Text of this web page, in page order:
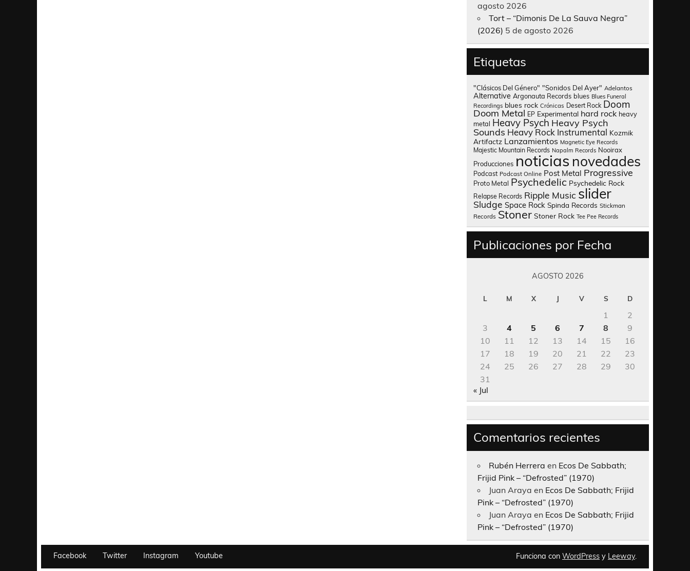
agosto 2026
Tort – “Dimonis De La Sauva Negra”
(2026) 5 de agosto 2026
Etiquetas
"Clásicos Del Género" "Sonidos Del Ayer" Adelantos
Alternative Argonauta Records blues Blues Funeral
Recordings blues rock Crónicas Desert Rock Doom
Doom Metal EP Experimental hard rock heavy
metal Heavy Psych Heavy Psych
Sounds Heavy Rock Instrumental Kozmik
Artifactz Lanzamientos Magnetic Eye Records
Majestic Mountain Records Napalm Records Nooirax
Producciones noticias novedades
Podcast Podcast Online Post Metal Progressive
Proto Metal Psychedelic Psychedelic Rock
Relapse Records Ripple Music slider
Sludge Space Rock Spinda Records Stickman
Records Stoner Stoner Rock Tee Pee Records
Publicaciones por Fecha
AGOSTO 2026
L M X J V S D
1
2
3
4 5 6 7 8
9
10
11 12 13 14 15
16
17
18 19 20 21 22
23
24
25 26 27 28 29
30
31
« Jul
Comentarios recientes
Rubén Herrera en Ecos De Sabbath;
Frijid Pink – “Defrosted” (1970)
Juan Araya en Ecos De Sabbath; Frijid
Pink – “Defrosted” (1970)
Juan Araya en Ecos De Sabbath; Frijid
Pink – “Defrosted” (1970)
Facebook Twitter Instagram Youtube Funciona con WordPress y Leeway.